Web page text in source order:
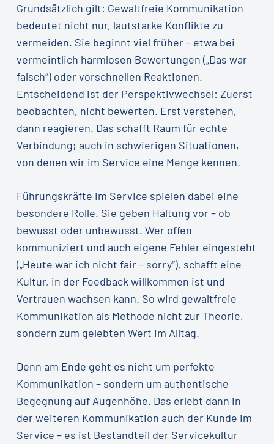
Grundsätzlich gilt: Gewaltfreie Kommunikation
bedeutet nicht nur, lautstarke Konflikte zu
vermeiden. Sie beginnt viel früher – etwa bei
vermeintlich harmlosen Bewertungen („Das war
falsch“) oder vorschnellen Reaktionen.
Entscheidend ist der Perspektivwechsel: Zuerst
beobachten, nicht bewerten. Erst verstehen,
dann reagieren. Das schafft Raum für echte
Verbindung; auch in schwierigen Situationen,
von denen wir im Service eine Menge kennen.
Führungskräfte im Service spielen dabei eine
besondere Rolle. Sie geben Haltung vor – ob
bewusst oder unbewusst. Wer offen
kommuniziert und auch eigene Fehler eingesteht
(„Heute war ich nicht fair – sorry“), schafft eine
Kultur, in der Feedback willkommen ist und
Vertrauen wachsen kann. So wird gewaltfreie
Kommunikation als Methode nicht zur Theorie,
sondern zum gelebten Wert im Alltag.
Denn am Ende geht es nicht um perfekte
Kommunikation – sondern um authentische
Begegnung auf Augenhöhe. Das erlebt dann in
der weiteren Kommunikation auch der Kunde im
Service – es ist Bestandteil der Servicekultur